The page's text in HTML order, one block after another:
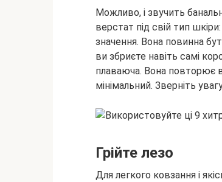
Можливо, і звучить
верстат під свій тип
значення. Вона повинна
ви збриєте навіть самі
плаваюча. Вона повторює
мінімальний. Зверніть
Грійте лезо
Для легкого ковзання і